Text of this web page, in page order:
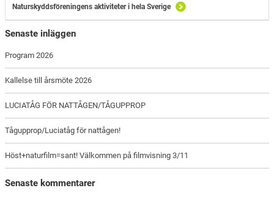
Naturskyddsföreningens aktiviteter i hela Sverige
Senaste inläggen
Program 2026
Kallelse till årsmöte 2026
LUCIATÅG FÖR NATTÅGEN/TÅGUPPROP
Tågupprop/Luciatåg för nattågen!
Höst+naturfilm=sant! Välkommen på filmvisning 3/11
Senaste kommentarer